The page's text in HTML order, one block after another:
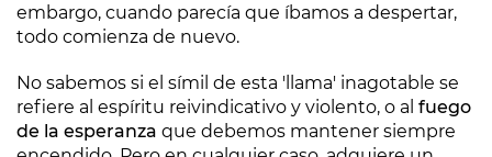
embargo, cuando parecía que íbamos a despertar,
todo comienza de nuevo.
No sabemos si el símil de esta 'llama' inagotable se
refiere al espíritu reivindicativo y violento, o al fuego
de la esperanza que debemos mantener siempre